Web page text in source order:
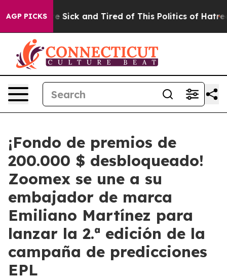
AGP PICKS
Are Sick and Tired of This Politics of Hatred”
¡Fondo de premios de
200.000 $ desbloqueado!
Zoomex se une a su
embajador de marca
Emiliano Martínez para
lanzar la 2.ª edición de la
campaña de predicciones
EPL